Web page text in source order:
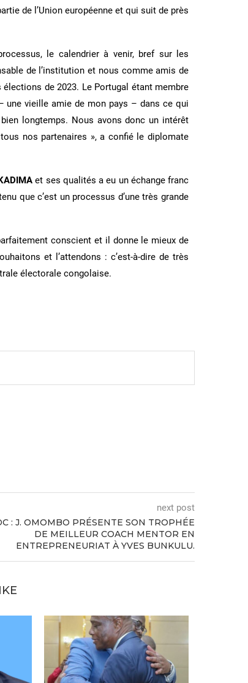
de l’Union européenne et qui suit de près
le calendrier à venir, bref sur les
de l’institution et nous comme amis de
de 2023. Le Portugal étant membre
une vieille amie de mon pays – dans ce qui
longtemps. Nous avons donc un intérêt
nos partenaires », a confié le diplomate
et ses qualités a eu un échange franc
que c’est un processus d’une très grande
conscient et il donne le mieux de
et l’attendons : c’est-à-dire de très
électorale congolaise.
next post
: J. OMOMBO PRÉSENTE SON TROPHÉE
DE MEILLEUR COACH MENTOR EN
ENTREPRENEURIAT À YVES BUNKULU.